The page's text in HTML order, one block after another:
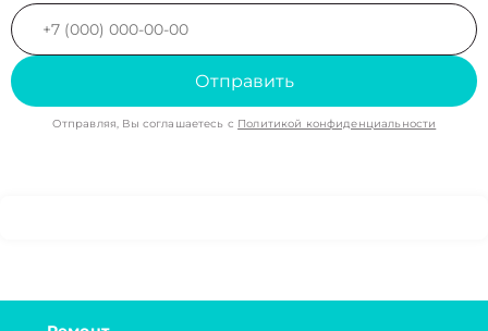
Отправить
Отправляя, Вы соглашаетесь с Политикой конфиденциальности